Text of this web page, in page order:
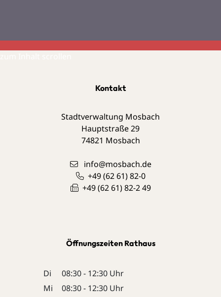
Kontakt
Stadtverwaltung Mosbach
Hauptstraße 29
74821 Mosbach
info@mosbach.de
+49 (62 61) 82-0
+49 (62 61) 82-2 49
Öffnungszeiten Rathaus
Di
08:30 - 12:30 Uhr
Mi
08:30 - 12:30 Uhr